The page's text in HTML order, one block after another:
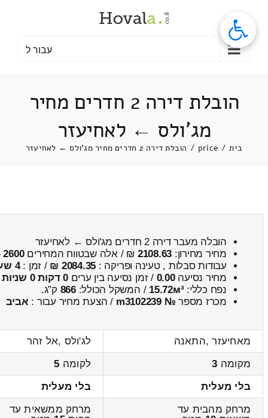
עבור ל
הובלת דירה 2 חדרים מחיר
מג'ולס ← לאחיעזר
בית /
price
/ הובלת דירה 2 חדרים מחיר מג'ולס ← לאחיעזר
הובלה מעבר דירה 2 חדרים מג'ולס ← לאחיעזר
מחיר מחירון: 2108.63 ₪ / אלה שבטווח המחירים2600
עבודות סבלות , טעינה ופריקה : 2084.35 ₪ / זמן :4 שעות 25 דקות
מחיר נסיעה0.00 / זמן נסיעה בין ערים0 דקות 0 שניות
נפח כללי:15.72м³ / המשקל הכולל:866 ק”ג.
מכרז מספר № m3102239 / הצעת מחיר עבור : אביב
מאחיעזר ,התאנה
לג'ולס ,אל זהר
מקומה 3 לקומה 5
בלי מעלית
בלי מעלית
מרחק מהבית עד
מרחק ממשאית עד